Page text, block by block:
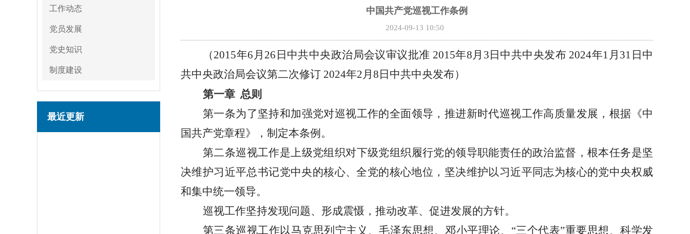
工作动态
党员发展
党史知识
制度建设
最近更新
中国共产党巡视工作条例
2024-09-13 10:50
（2015年6月26日中共中央政治局会议审议批准 2015年8月3日中共中央发布 2024年1月31日中
共中央政治局会议第二次修订 2024年2月8日中共中央发布）
第一章 总则
第一条为了坚持和加强党对巡视工作的全面领导，推进新时代巡视工作高质量发展，根据《中
国共产党章程》，制定本条例。
第二条巡视工作是上级党组织对下级党组织履行党的领导职能责任的政治监督，根本任务是坚
决维护习近平总书记党中央的核心、全党的核心地位，坚决维护以习近平同志为核心的党中央权威
和集中统一领导。
巡视工作坚持发现问题、形成震慑，推动改革、促进发展的方针。
第三条巡视工作以马克思列宁主义、毛泽东思想、邓小平理论、 “三个代表”重要思想、科学发